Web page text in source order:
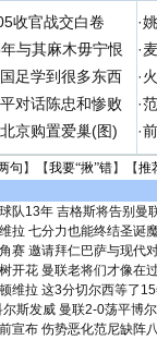
收官战交白卷
与其麻木毋宁恨
足学到很多东西
对话陈忠和惨败
京购置爱巢(图)
·
·
·
·
·
句 】【我要“揪”错】【推
队13年 吉格斯将告别曼
拉 七分力也能终结圣诞
赛 邀请拜仁巴萨与现代
开花 曼联老将们才像在
维拉 这3分切尔西等了
斯发威 曼联2-0荡平博
宣布 伤势恶化范尼缺阵